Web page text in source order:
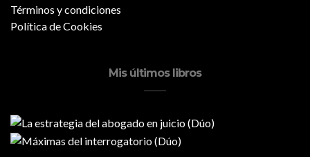
Términos y condiciones
Política de Cookies
Mis últimos libros